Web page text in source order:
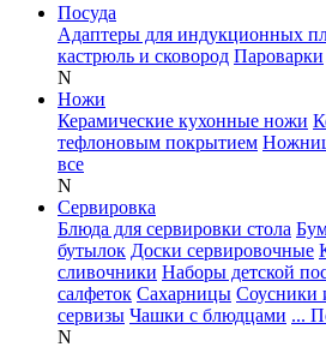
Посуда
Адаптеры для индукционных
кастрюль и сковород Пароварки
N
Ножи
Керамические кухонные ножи
тефлоновым покрытием
все
N
Сервировка
Блюда для сервировки стола
бутылок Доски сервировочные
сливочники Наборы детской
салфеток Сахарницы Соусники
сервизы Чашки с блюдцами ...
N